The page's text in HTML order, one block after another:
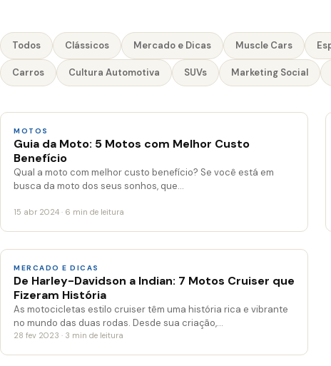
Todos Clássicos Mercado e Dicas Muscle Cars
Carros Cultura Automotiva SUVs Marketing Social
MOTOS
Guia da Moto: 5 Motos com Melhor Custo
Benefício
Qual a moto com melhor custo benefício? Se você está em
busca da moto dos seus sonhos, que…
15 abr 2024 · 6 min de leitura
MERCADO E DICAS
De Harley-Davidson a Indian: 7 Motos Cruiser que
Fizeram História
As motocicletas estilo cruiser têm uma história rica e vibrante
no mundo das duas rodas. Desde sua criação,…
28 fev 2023 · 3 min de leitura